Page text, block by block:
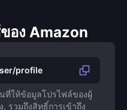
อง Amazon
profile
ที่ให้ข้อมูลโปรไฟล์ของผู้
รวมถึงสิทธิ์การเข้าถึง